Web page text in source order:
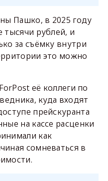
Пашко, в 2025 году
тысячи рублей, и
за съёмку внутри
это можно
её коллеги по
куда входят
прейскуранта
на кассе расценки
как
сомневаться в